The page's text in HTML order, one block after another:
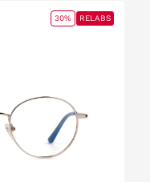
30% RELABS